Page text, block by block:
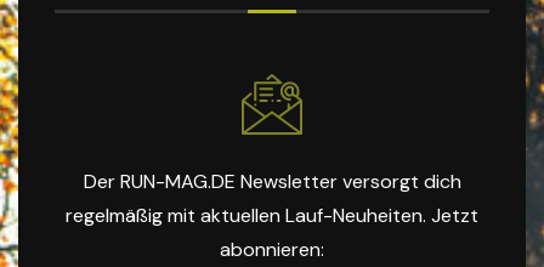
Der RUN-MAG.DE Newsletter versorgt dich
regelmäßig mit aktuellen Lauf-Neuheiten. Jetzt
abonnieren: